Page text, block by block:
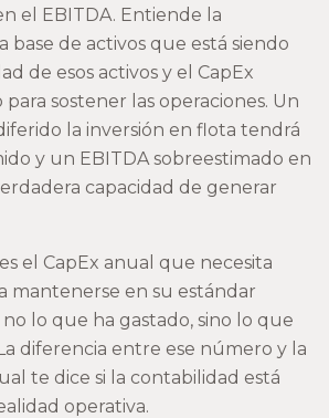
el EBITDA. Entiende la
base de activos que está siendo
de esos activos y el CapEx
para sostener las operaciones. Un
la inversión en flota tendrá
y un EBITDA sobreestimado en
capacidad de generar
el CapEx anual que necesita
mantenerse en su estándar
lo que ha gastado, sino lo que
diferencia entre ese número y la
te dice si la contabilidad está
operativa.